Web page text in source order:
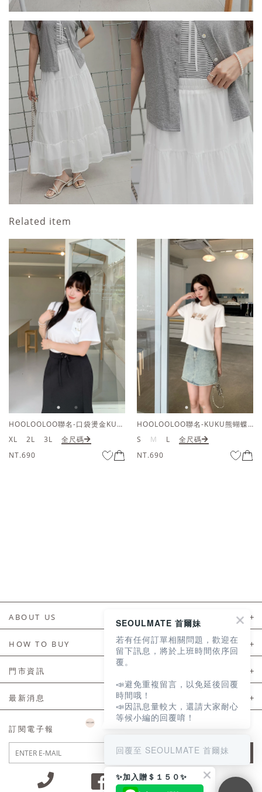
Related item
HOOLOOLOO聯名-口袋燙金KUKU熊短袖上衣
XL
2L 3L
全尺碼
NT.690
HOOLOOLOO聯名-KUKU熊蝴蝶結短袖上衣
S
M L
全尺碼
NT.690
ABOUT US
HOW TO BUY
如何購買
會員常見問題
訂單常見問題
商品售後服務
電子發票
門市資訊
門市資訊
最新消息
LINE官方會員活動
訂閱電子報
JOIN
SEOULMATE 首爾妹
若有任何訂單相關問題，歡迎在
留下訊息，將於上班時間依序回
覆。
📣避免重複留言，以免延後回覆
時間哦！
📣因訊息量較大，還請大家耐心
等候小編的回覆唷！
回覆至 SEOULMATE 首爾妹
✨加入贈＄１５０✨